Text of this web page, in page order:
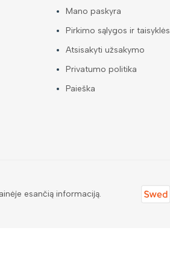
Mano paskyra
Pirkimo sąlygos ir taisyklės
Atsisakyti užsakymo
Privatumo politika
Paieška
esančią informaciją.